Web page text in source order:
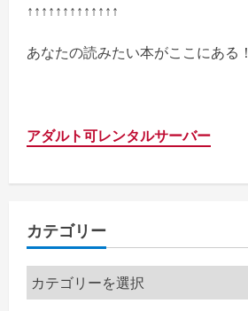
↑↑↑↑↑↑↑↑↑↑↑↑↑
あなたの読みたい本がここにある！
アダルト可レンタルサーバー
カテゴリー
カ
テ